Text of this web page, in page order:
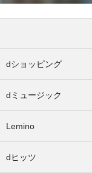
dショッピング
dミュージック
Lemino
dヒッツ